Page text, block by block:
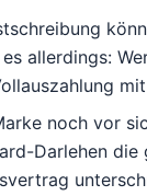
allerdings:
noch vor
Darlehen